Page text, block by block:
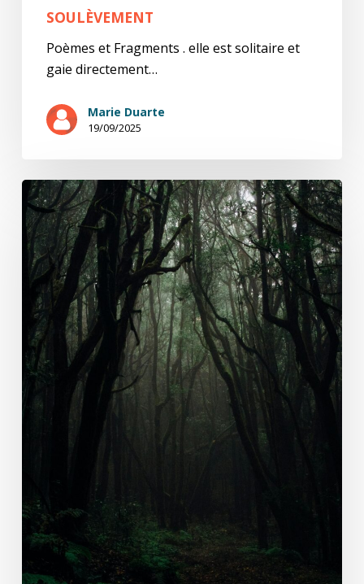
SOULÈVEMENT
Poèmes et Fragments . elle est solitaire et
gaie directement…
Marie Duarte
19/09/2025
Iren
Mihaylova,
entretien